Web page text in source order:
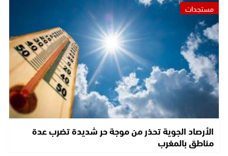
مستجدات
الأرصاد الجوية تحذر من موجة حر شديدة تضرب عدة
مناطق بالمغرب